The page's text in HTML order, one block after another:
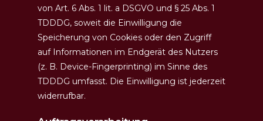
von Art. 6 Abs. 1 lit. a DSGVO und § 25 Abs. 1
TDDDG, soweit die Einwilligung die
Speicherung von Cookies oder den Zugriff
auf Informationen im Endgerät des Nutzers
(z. B. Device-Fingerprinting) im Sinne des
TDDDG umfasst. Die Einwilligung ist jederzeit
widerrufbar.